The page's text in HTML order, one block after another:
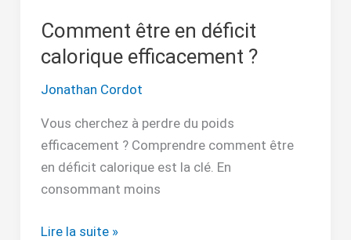
Comment être en déficit
calorique efficacement ?
Jonathan Cordot
Vous cherchez à perdre du poids
efficacement ? Comprendre comment être
en déficit calorique est la clé. En
consommant moins
Lire la suite »